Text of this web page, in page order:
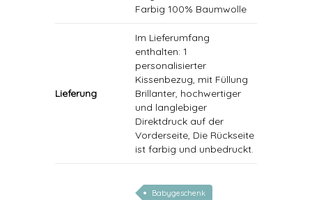
Farbig 100% Baumwolle
Lieferung
Im Lieferumfang
enthalten: 1
personalisierter
Kissenbezug, mit Füllung
Brillanter, hochwertiger
und langlebiger
Direktdruck auf der
Vorderseite, Die Rückseite
ist farbig und unbedruckt.
Babygeschenk